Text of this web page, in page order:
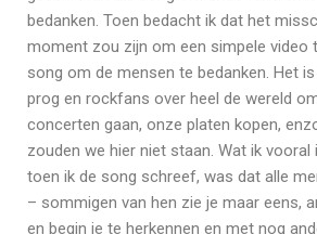
bedanken. Toen bedacht ik dat het
moment zou zijn om een simpele video
song om de mensen te bedanken. Het
prog en rockfans over heel de wereld
concerten gaan, onze platen kopen,
zouden we hier niet staan. Wat ik vooral
toen ik de song schreef, was dat alle
– sommigen van hen zie je maar eens,
en begin je te herkennen en met nog